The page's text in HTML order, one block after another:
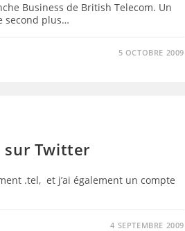
Business de British Telecom. Un
second plus…
5 OCTOBRE 2009
sur Twitter
.tel, et j’ai également un compte
4 SEPTEMBRE 2009